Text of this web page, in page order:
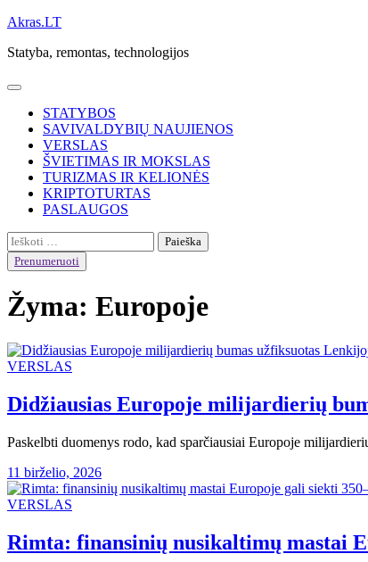
Skip
content
Akras.LT
Statyba, remontas, technologijos
STATYBOS
SAVIVALDYBIŲ NAUJIENOS
VERSLAS
ŠVIETIMAS IR MOKSLAS
TURIZMAS IR KELIONĖS
KRIPTOTURTAS
PASLAUGOS
Ieškoti:
Prenumeruoti
Žyma: Europoje
VERSLAS
Didžiausias Europoje milijardierių
Paskelbti duomenys rodo, kad sparčiausiai Europoje
11 birželio, 2026
VERSLAS
Rimta: finansinių nusikaltimų mastai